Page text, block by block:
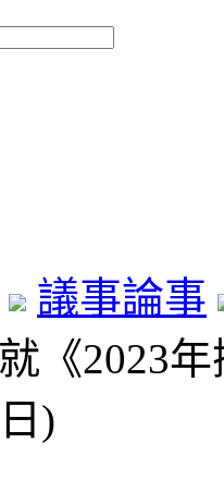
議事論事
《2023
)